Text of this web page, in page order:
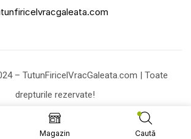
– TutunFiricelVracGaleata.com | Toate
drepturile rezervate!
Magazin Caută